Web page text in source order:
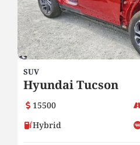
SUV
Hyundai Tucson
15500
Hybrid